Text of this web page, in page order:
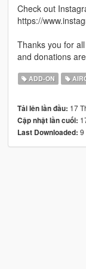
Check out
https://
Thanks you for
and donations
ADD-ON
Tải lên lần đầu: 17
Cập nhật lần cuối:
Last Downloaded: 9